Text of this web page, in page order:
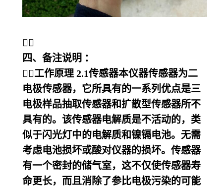

四、备注说明 ：
工作原理 2.1传感器本仪器传感器为二
电极传感器，它所具有的一系列优点是三
电极样品抽取传感器和扩散型传感器所不
具有的。该传感器电解质是不活动的，类
似于闪光灯中的电解质和镍镉电池。无需
考虑电池损坏或酸对仪器的损坏。传感器
有一个密封的储气室，这不仅使传感器寿
命更长，而且消除了参比电极污染的可能